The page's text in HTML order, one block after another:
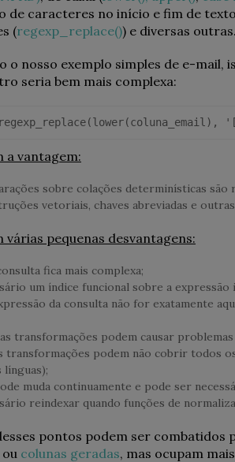
de caracteres no início e fim de
(regexp_replace()) e diversas outras.
o nosso exemplo simples de e-
seria bem mais complexa:
a vantagem:
sobre colações determinísticas são
vetoriais, chaves abreviadas e
várias pequenas desvantagens:
fica mais complexa;
um índice funcional sobre a expressão
da consulta não for exatamente
transformações podem causar
transformações podem não cobrir todos
línguas);
muda continuamente e pode ser
reindexar quando funções de
pontos podem ser
colunas geradas, mas ocupam